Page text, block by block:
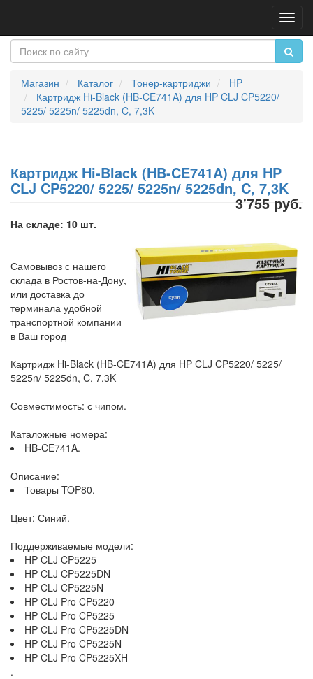
Магазин Каталог Тонер-картриджи
HP
Картридж Hi-Black (HB-CE741A) для HP CLJ CP5220/
5225/ 5225n/ 5225dn, C, 7,3K
Картридж Hi-Black (HB-CE741A) для HP
CLJ CP5220/ 5225/ 5225n/ 5225dn, C, 7,3K
3'755 руб.
На складе: 10 шт.
Самовывоз с нашего
склада в Ростов-на-Дону,
или доставка до
терминала удобной
транспортной компании
в Ваш город
Картридж Hi-Black (HB-CE741A) для HP CLJ CP5220/ 5225/
5225n/ 5225dn, C, 7,3K
Совместимость: с чипом.
Каталожные номера:
HB-CE741A.
Описание:
Товары TOP80.
Цвет: Синий.
Поддерживаемые модели:
HP CLJ CP5225
HP CLJ CP5225DN
HP CLJ CP5225N
HP CLJ Pro CP5220
HP CLJ Pro CP5225
HP CLJ Pro CP5225DN
HP CLJ Pro CP5225N
HP CLJ Pro CP5225XH
.